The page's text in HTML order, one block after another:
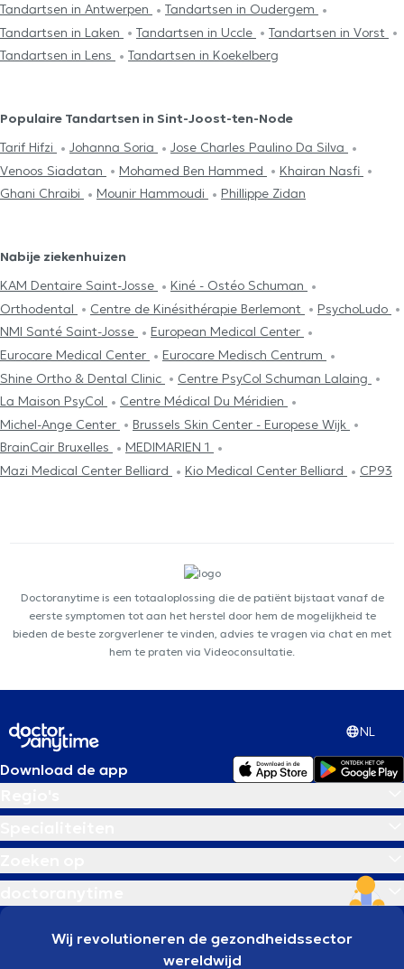
Tandartsen in Antwerpen
Tandartsen in Oudergem
Tandartsen in Laken
Tandartsen in Uccle
Tandartsen in Vorst
Tandartsen in Lens
Tandartsen in Koekelberg
Populaire Tandartsen in Sint-Joost-ten-Node
Tarif Hifzi
Johanna Soria
Jose Charles Paulino Da Silva
Venoos Siadatan
Mohamed Ben Hammed
Khairan Nasfi
Ghani Chraibi
Mounir Hammoudi Phillippe Zidan
Nabije ziekenhuizen
KAM Dentaire Saint-Josse
Kiné - Ostéo Schuman
Orthodental
Centre de Kinésithérapie Berlemont
PsychoLudo
NMI Santé Saint-Josse
European Medical Center
Eurocare Medical Center
Eurocare Medisch Centrum
Shine Ortho & Dental Clinic
Centre PsyCol Schuman Lalaing
La Maison PsyCol
Centre Médical Du Méridien
Michel-Ange Center
Brussels Skin Center - Europese Wijk
BrainCair Bruxelles
MEDIMARIEN 1
Mazi Medical Center Belliard
Kio Medical Center Belliard CP93
Doctoranytime is een totaaloplossing die de patiënt bijstaat vanaf de
eerste symptomen tot aan het herstel door hem de mogelijkheid te
bieden de beste zorgverlener te vinden, advies te vragen via chat en met
hem te praten via Videoconsultatie.
NL
Download de app
Wij revolutioneren de gezondheidssector
wereldwijd